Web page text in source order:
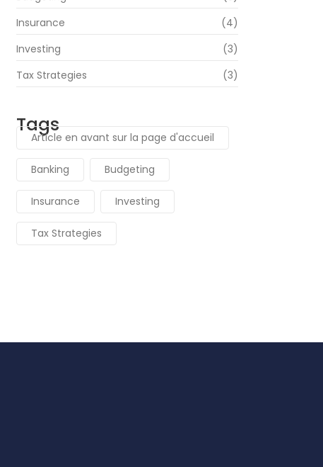
Insurance
(4)
Investing
(3)
Tax Strategies
(3)
Tags
Article en avant sur la page d'accueil
Banking Budgeting
Insurance Investing
Tax Strategies